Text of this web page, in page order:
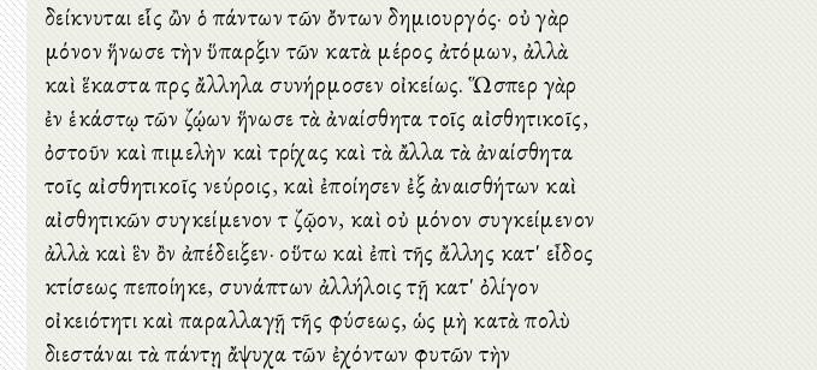
δείκνυται εἷς ὢν ὁ πάντων τῶν ὄντων δημιουργός· οὐ γὰρ
μόνον ἥνωσε τὴν ὕπαρξιν τῶν κατὰ μέρος ἀτόμων, ἀλλὰ
καὶ ἕκαστα πρὸς ἄλληλα συνήρμοσεν οἰκείως. Ὥσπερ γὰρ
ἐν ἑκάστῳ τῶν ζῴων ἥνωσε τὰ ἀναίσθητα τοῖς αἰσθητικοῖς,
ὀστοῦν καὶ πιμελὴν καὶ τρίχας καὶ τὰ ἄλλα τὰ ἀναίσθητα
τοῖς αἰσθητικοῖς νεύροις, καὶ ἐποίησεν ἐξ ἀναισθήτων καὶ
αἰσθητικῶν συγκείμενον τὸ ζῷον, καὶ οὐ μόνον συγκείμενον
ἀλλὰ καὶ ἓν ὂν ἀπέδειξεν· οὕτω καὶ ἐπὶ τῆς ἄλλης κατ' εἶδος
κτίσεως πεποίηκε, συνάπτων ἀλλήλοις τῇ κατ' ὀλίγον
οἰκειότητι καὶ παραλλαγῇ τῆς φύσεως, ὡς μὴ κατὰ πολὺ
διεστάναι τὰ πάντῃ ἄψυχα τῶν ἐχόντων φυτῶν τὴν